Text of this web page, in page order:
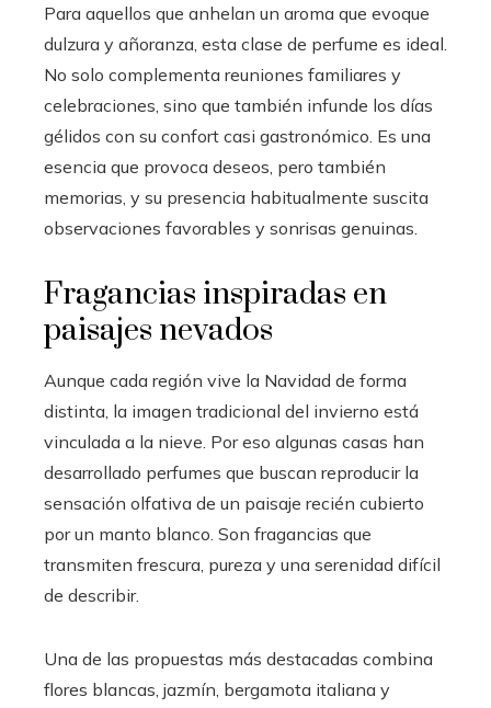
Para aquellos que anhelan un aroma que evoque
dulzura y añoranza, esta clase de perfume es ideal.
No solo complementa reuniones familiares y
celebraciones, sino que también infunde los días
gélidos con su confort casi gastronómico. Es una
esencia que provoca deseos, pero también
memorias, y su presencia habitualmente suscita
observaciones favorables y sonrisas genuinas.
Fragancias inspiradas en
paisajes nevados
Aunque cada región vive la Navidad de forma
distinta, la imagen tradicional del invierno está
vinculada a la nieve. Por eso algunas casas han
desarrollado perfumes que buscan reproducir la
sensación olfativa de un paisaje recién cubierto
por un manto blanco. Son fragancias que
transmiten frescura, pureza y una serenidad difícil
de describir.
Una de las propuestas más destacadas combina
flores blancas, jazmín, bergamota italiana y